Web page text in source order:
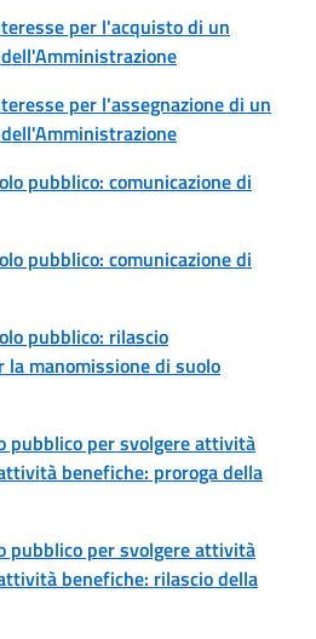
per l'acquisto di un
per l'assegnazione di un
pubblico: comunicazione di
pubblico: comunicazione di
pubblico: rilascio
manomissione di suolo
pubblico per svolgere attività
benefiche: proroga della
pubblico per svolgere attività
benefiche: rilascio della